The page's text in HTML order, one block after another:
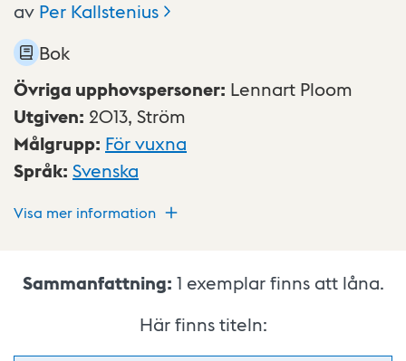
av Per Kallstenius
Bok
Övriga upphovspersoner: Lennart Ploom
Utgiven: 2013, Ström
Målgrupp: För vuxna
Språk: Svenska
Visa mer information
Sammanfattning: 1 exemplar finns att låna.
Här finns titeln: